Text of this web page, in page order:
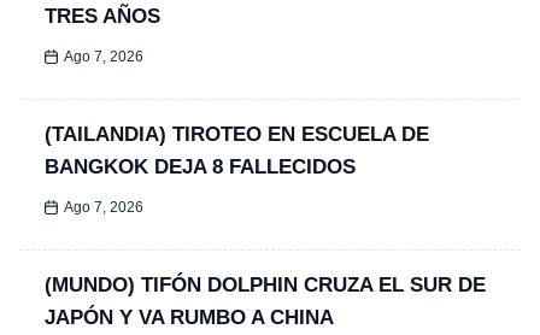
TRES AÑOS
Ago 7, 2026
(TAILANDIA) TIROTEO EN ESCUELA DE
BANGKOK DEJA 8 FALLECIDOS
Ago 7, 2026
(MUNDO) TIFÓN DOLPHIN CRUZA EL SUR DE
JAPÓN Y VA RUMBO A CHINA